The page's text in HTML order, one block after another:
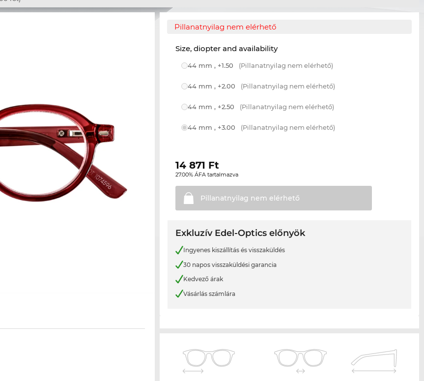
Pillanatnyilag nem elérhető
Size, diopter and availability
44 mm , +1.50 (Pillanatnyilag nem elérhető)
44 mm , +2.00 (Pillanatnyilag nem elérhető)
44 mm , +2.50 (Pillanatnyilag nem elérhető)
44 mm , +3.00 (Pillanatnyilag nem elérhető)
14 871 Ft
27.00% ÁFA tartalmazva
Pillanatnyilag nem elérhető
Exkluzív Edel-Optics előnyök
Ingyenes kiszállítás és visszaküldés
30 napos visszaküldési garancia
Kedvező árak
Vásárlás számlára